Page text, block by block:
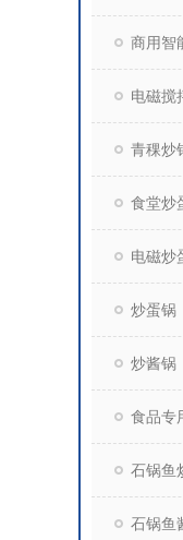
商用智
电磁搅
青稞炒
食堂炒
电磁炒
炒蛋锅
炒酱锅
食品专
石锅鱼
石锅鱼